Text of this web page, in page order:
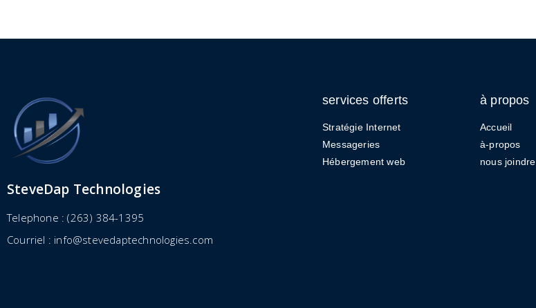
SteveDap Technologies
Telephone : (263) 384-1395
Courriel : info@stevedaptechnologies.com
services offerts
Stratégie Internet
Messageries
Hébergement web
à propos
Accueil
à-propos
nous joindre